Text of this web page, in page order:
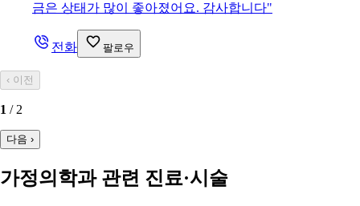
금은 상태가 많이 좋아졌어요. 감사합니다"
전화 팔로우
‹ 이전
1 / 2
다음 ›
가정의학과 관련 진료·시술